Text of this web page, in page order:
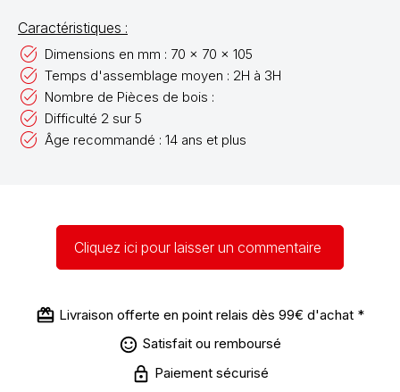
Caractéristiques :
Dimensions en mm : 70 x 70 x 105
Temps d'assemblage moyen : 2H à 3H
Nombre de Pièces de bois :
Difficulté 2 sur 5
Âge recommandé : 14 ans et plus
Cliquez ici pour laisser un commentaire
Livraison offerte en point relais dès 99€ d'achat *
Satisfait ou remboursé
Paiement sécurisé